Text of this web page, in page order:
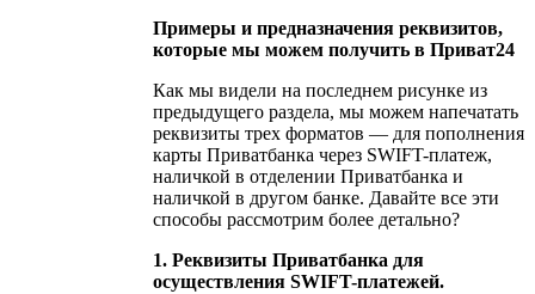
Примеры и предназначения реквизитов,
которые мы можем получить в Приват24
Как мы видели на последнем рисунке из
предыдущего раздела, мы можем напечатать
реквизиты трех форматов — для пополнения
карты Приватбанка через SWIFT-платеж,
наличкой в отделении Приватбанка и
наличкой в другом банке. Давайте все эти
способы рассмотрим более детально?
1. Реквизиты Приватбанка для
осуществления SWIFT-платежей.